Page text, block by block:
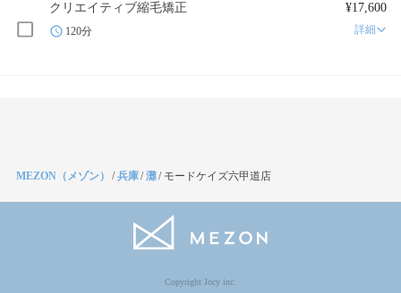
クリエイティブ縮毛矯正 ¥17,600
120分 詳細
MEZON（メゾン） /兵庫/灘/ モードケイズ六甲道店
Copyright Jocy inc.